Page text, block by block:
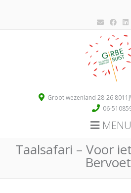
Groot wezenland 28-26
06-
MENU
Taalsafari – Voor